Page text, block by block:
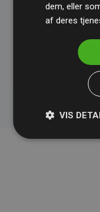
initiativet
dem, eller
af deres
VIS